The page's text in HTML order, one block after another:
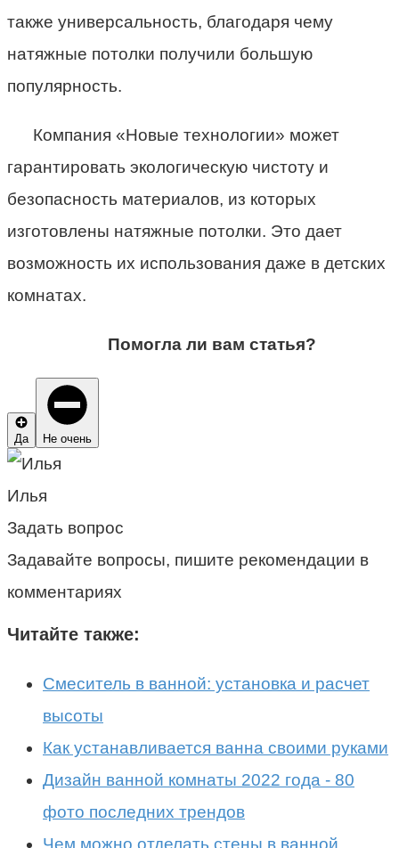
также универсальность, благодаря чему
натяжные потолки получили большую
популярность.
Компания «Новые технологии» может
гарантировать экологическую чистоту и
безопасность материалов, из которых
изготовлены натяжные потолки. Это дает
возможность их использования даже в детских
комнатах.
Помогла ли вам статья?
Да Не очень
Илья
Задать вопрос
Задавайте вопросы, пишите рекомендации в
комментариях
Читайте также:
Смеситель в ванной: установка и расчет
высоты
Как устанавливается ванна своими руками
Дизайн ванной комнаты 2022 года - 80
фото последних трендов
Чем можно отделать стены в ванной